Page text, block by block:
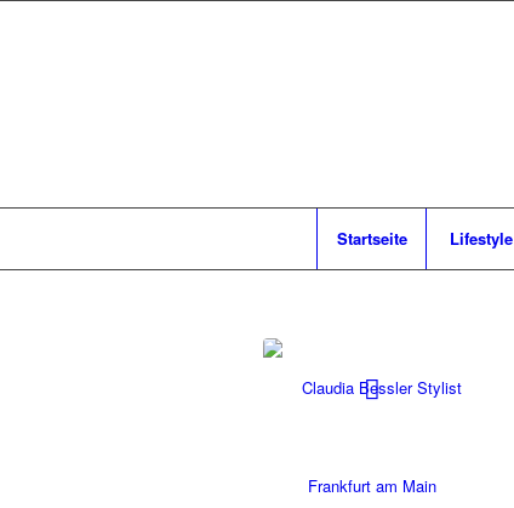
Startseite Lifestyle